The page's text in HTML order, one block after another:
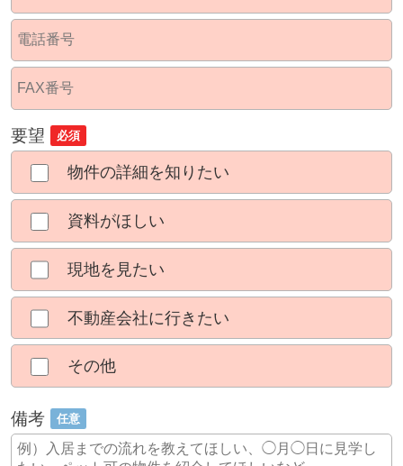
要望 必須
物件の詳細を知りたい
資料がほしい
現地を見たい
不動産会社に行きたい
その他
備考 任意